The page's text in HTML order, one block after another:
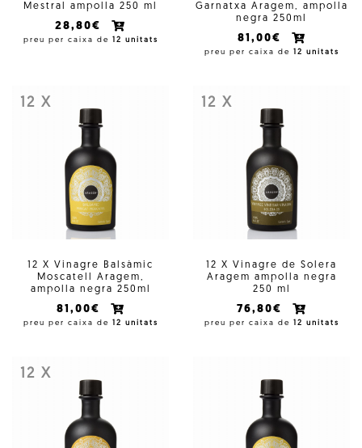
Mestral ampolla 250 ml
28,80€
preu per caixa de 12 unitats
Garnatxa Aragem, ampolla
negra 250ml
81,00€
preu per caixa de 12 unitats
12 X
12 X Vinagre Balsàmic
Moscatell Aragem,
ampolla negra 250ml
81,00€
preu per caixa de 12 unitats
12 X
12 X Vinagre de Solera
Aragem ampolla negra
250 ml
76,80€
preu per caixa de 12 unitats
12 X